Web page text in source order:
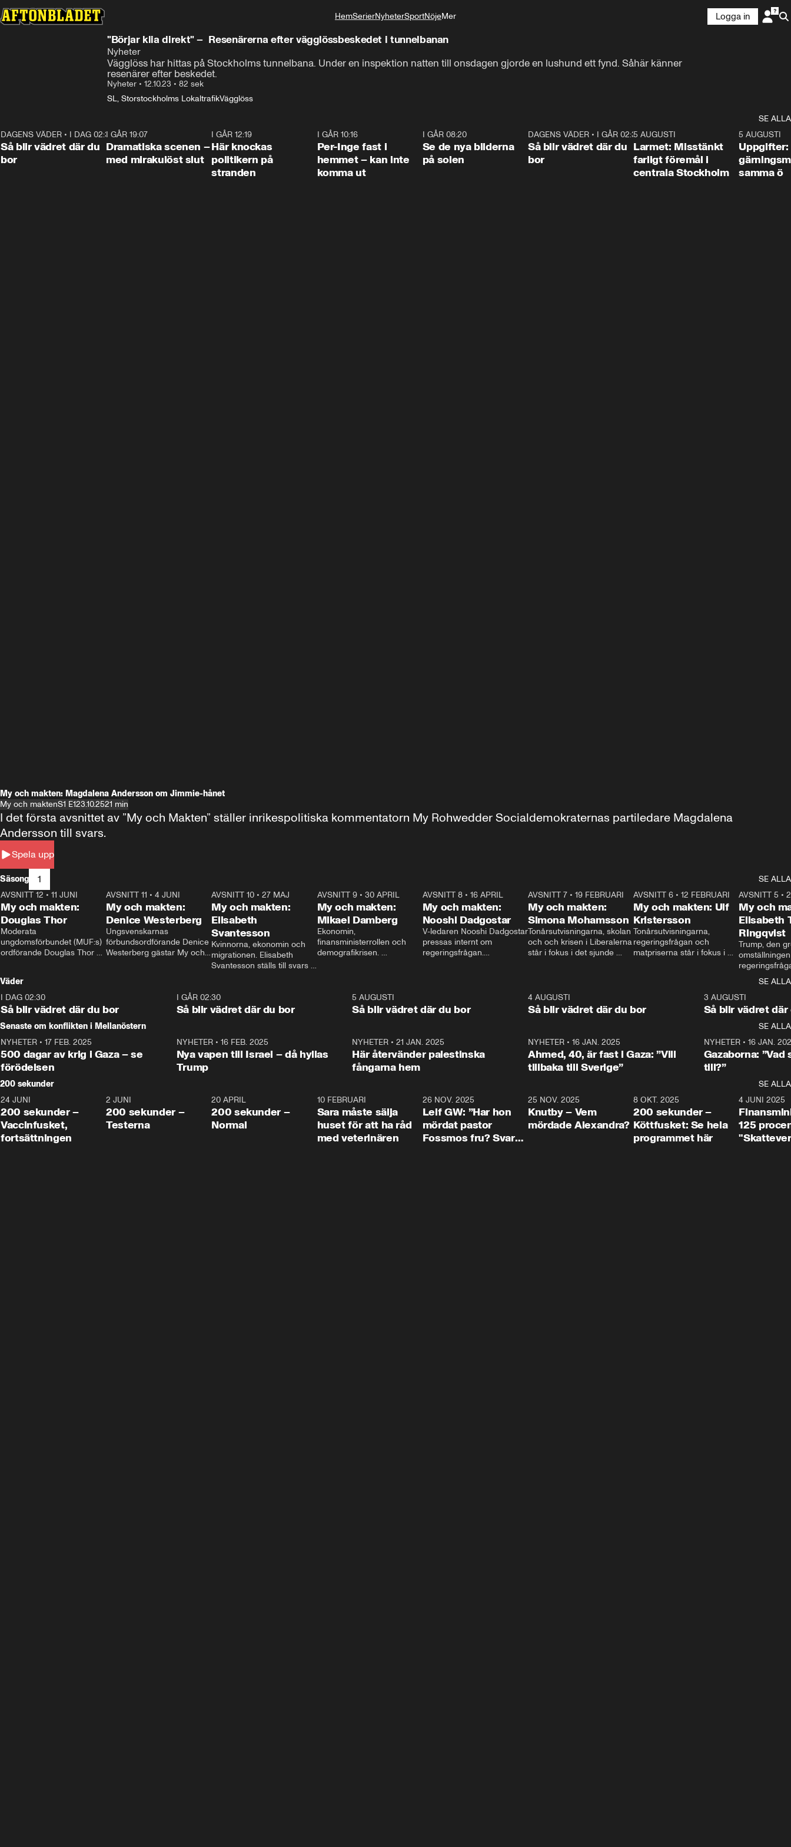
HemSerierNyheterSportNöjeMer
Livsstil
Logga in
"Börjar klia direkt" – Resenärerna efter vägglössbeskedet i tunnelbanan
Nyheter
Vägglöss har hittas på Stockholms tunnelbana. Under en inspektion natten till onsdagen gjorde en lushund ett fynd. Såhär känner
resenärer efter beskedet.
Nyheter • 12.10.23 • 82 sek
SL, Storstockholms LokaltrafikVägglöss
SE ALLA
1:06
DAGENS VÄDER • I DAG 02:30
Så blir vädret där du
bor
I GÅR 19:07
Dramatiska scenen –
med mirakulöst slut
I GÅR 12:19
Här knockas
politikern på
stranden
I GÅR 10:16
Per-Inge fast i
hemmet – kan inte
komma ut
I GÅR 08:20
Se de nya bilderna
på solen
1:06
DAGENS VÄDER• I GÅR 02:30
Så blir vädret där du
bor
0:35
5 AUGUSTI
Larmet: Misstänkt
farligt föremål i
centrala Stockholm
5 AUGUSTI
Uppgifter:
samma ö
My och makten: Magdalena Andersson om Jimmie-hånet
My och maktenS1 E123.10.2521 min
Spela upp
I det första avsnittet av ”My och Makten” ställer inrikespolitiska kommentatorn My Rohwedder Socialdemokraternas partiledare Magdalena
Andersson till svars.
Säsong 1
SE ALLA
26:27
AVSNITT 12 • 11 JUNI
My och makten:
Douglas Thor
Moderata
ungdomsförbundet (MUF:s)
ordförande Douglas Thor
tonårsutvisningarna och hur
Moderaterna ska locka
väljare till valet i höst.
23:40
AVSNITT 11 •4 JUNI
My och makten:
Denice Westerberg
Ungsvenskarnas
förbundsordförande Denice
Westerberg gästar My och
AVSNITT 10 •27 MAJ
My och makten:
Elisabeth
Svantesson
Kvinnorna, ekonomin och
migrationen. Elisabeth
Svantesson ställs till svars
AVSNITT 9• 30 APRIL
My och makten:
Mikael Damberg
Ekonomin,
finansministerrollen och
demografikrisen.
och Makten.
AVSNITT 8• 16 APRIL
My och makten:
Nooshi Dadgostar
V-ledaren Nooshi Dadgostar
pressas internt om
regeringsfrågan.
– Vi ställer upp i val. Ska vi
vara med så sitter vi förstås
24:30
AVSNITT 7• 19 FEBRUARI
My och makten:
Simona Mohamsson
Tonårsutvisningarna, skolan
och och krisen i Liberalerna
står i fokus i det sjunde
kommentator My
Rohwedder ställer
utbildnings- och
Mohamsson till svars.
27:30
AVSNITT 6 •12 FEBRUARI
My och makten: Ulf
Kristersson
Tonårsutvisningarna,
regeringsfrågan och
matpriserna står i fokus i
Rohwedder ställer
statsminister Ulf Kristersson
AVSNITT 5 •
My och
Elisabeth
Ringqvist
Trump, den
centrum i
avsnittet av
Makten”. Se
Aftonbladets
Rohwedder
Thand Ring
Väder
SE ALLA
I DAG 02:30
Så blir vädret där du bor
1:06
I GÅR 02:30
Så blir vädret där du bor
5 AUGUSTI
Så blir vädret där du bor
4 AUGUSTI
Så blir vädret där du bor
3 AUGUSTI
Så blir vädret där
Senaste om konflikten i Mellanöstern
SE ALLA
NYHETER • 17 FEB. 2025
500 dagar av krig i Gaza – se
förödelsen
NYHETER• 16 FEB. 2025
Nya vapen till Israel – då hyllas
Trump
NYHETER •21 JAN. 2025
Här återvänder palestinska
fångarna hem
NYHETER• 16 JAN. 2025
Ahmed, 40, är fast i Gaza: ”Vill
tillbaka till Sverige”
NYHETER• 16 JAN.
Gazaborna:
till?”
200 sekunder
SE ALLA
5:00
24 JUNI
200 sekunder –
Vaccinfusket,
fortsättningen
4:23
2 JUNI
200 sekunder –
Testerna
20 APRIL
200 sekunder –
Normal
10 FEBRUARI
Sara måste sälja
huset för att ha råd
med veterinären
26 NOV. 2025
Leif GW: ”Har hon
mördat pastor
Fossmos fru? Svar
31:05
25 NOV. 2025
Knutby – Vem
mördade Alexandra?
4:29
8 OKT. 2025
200 sekunder –
Köttfusket: Se hela
programmet här
4 JUNI 2025
125